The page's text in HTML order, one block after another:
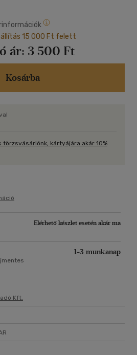
többi prózájára is. E
elbeszélése közül a címadó -
lett világhírűvé; de a másik két,
is igazi jó olvasmány.
15 000 Ft felett
ár: 3 500 Ft
Kosárba
törzsvásárlónk, kártyájára akár 10%
Elérhető készlet esetén akár ma
1-3 munkanap
Kft.